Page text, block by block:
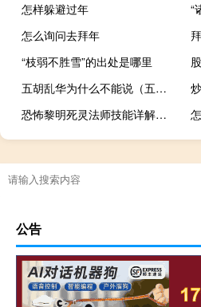
怎样躲避过年
“
怎么询问去拜年
“枝弱不胜雪”的出处是哪里
五胡乱华为什么不能说（五胡乱华两脚羊图片）
恐怖黎明死灵法师技能详解（恐怖黎明死灵法师加点）
公告